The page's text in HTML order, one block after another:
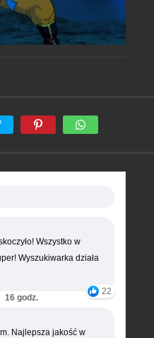
Wszystko w
Wyszukiwarka działa
22
16 godz.
Najlepsza jakość w